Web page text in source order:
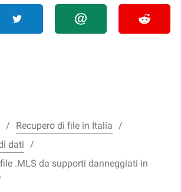
Recupero di file in Italia
dati
.MLS da supporti danneggiati in